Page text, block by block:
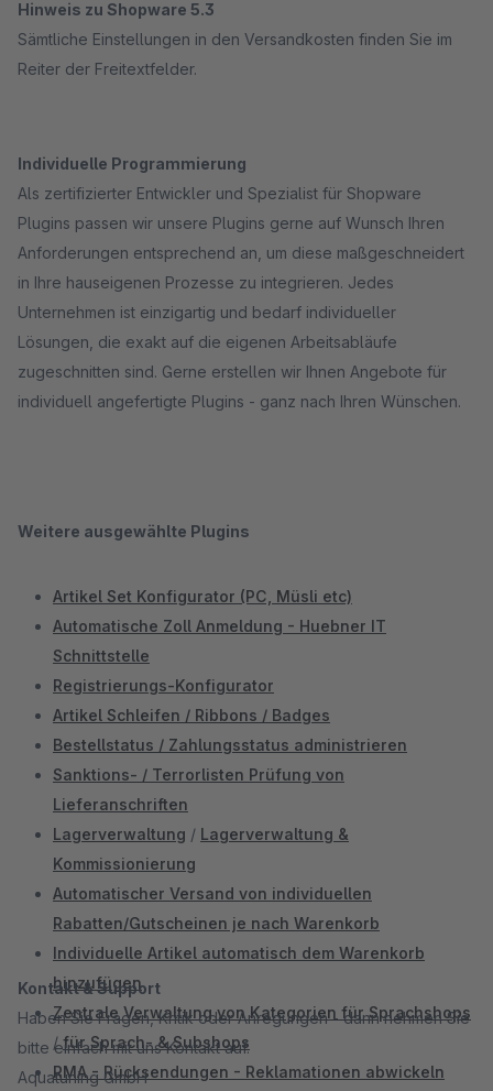
Hinweis zu Shopware 5.3
Sämtliche Einstellungen in den Versandkosten finden Sie im
Reiter der Freitextfelder.
Individuelle Programmierung
Als zertifizierter Entwickler und Spezialist für Shopware
Plugins passen wir unsere Plugins gerne auf Wunsch Ihren
Anforderungen entsprechend an, um diese maßgeschneidert
in Ihre hauseigenen Prozesse zu integrieren. Jedes
Unternehmen ist einzigartig und bedarf individueller
Lösungen, die exakt auf die eigenen Arbeitsabläufe
zugeschnitten sind. Gerne erstellen wir Ihnen Angebote für
individuell angefertigte Plugins - ganz nach Ihren Wünschen.
Weitere ausgewählte Plugins
Artikel Set Konfigurator (PC, Müsli etc)
Automatische Zoll Anmeldung - Huebner IT
Schnittstelle
Registrierungs-Konfigurator
Artikel Schleifen / Ribbons / Badges
Bestellstatus / Zahlungsstatus administrieren
Sanktions- / Terrorlisten Prüfung von
Lieferanschriften
Lagerverwaltung / Lagerverwaltung &
Kommissionierung
Automatischer Versand von individuellen
Rabatten/Gutscheinen je nach Warenkorb
Individuelle Artikel automatisch dem Warenkorb
hinzufügen
Zentrale Verwaltung von Kategorien für Sprachshops
/für Sprach- & Subshops
RMA - Rücksendungen - Reklamationen abwickeln
Kontakt & Support
Haben Sie Fragen, Kritik oder Anregungen - dann nehmen Sie
bitte einfach mit uns Kontakt auf.
Aquatuning GmbH